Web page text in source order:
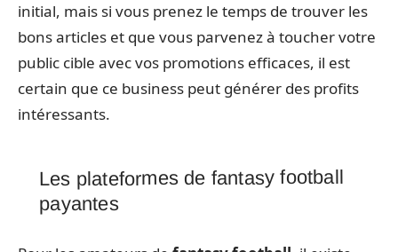
initial, mais si vous prenez le temps de trouver les
bons articles et que vous parvenez à toucher votre
public cible avec vos promotions efficaces, il est
certain que ce business peut générer des profits
intéressants.
Les plateformes de fantasy football
payantes